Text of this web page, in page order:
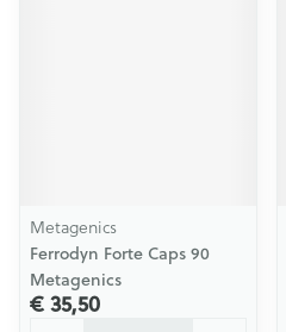
Metagenics
Ferrodyn Forte Caps 90
Metagenics
€ 35,50